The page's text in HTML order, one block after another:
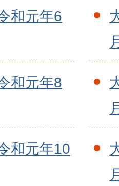
和元年6
和元年8
和元年10